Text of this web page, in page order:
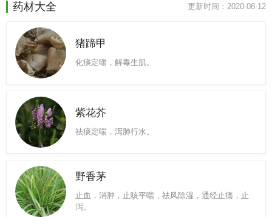
药材大全 更新时间：2020-08-12
猪蹄甲
化痰定喘，解毒生肌。
紫花芥
祛痰定喘，泻肺行水。
野香茅
止血，消肿，止咳平喘，祛风除湿，通经止痛，止
泻。